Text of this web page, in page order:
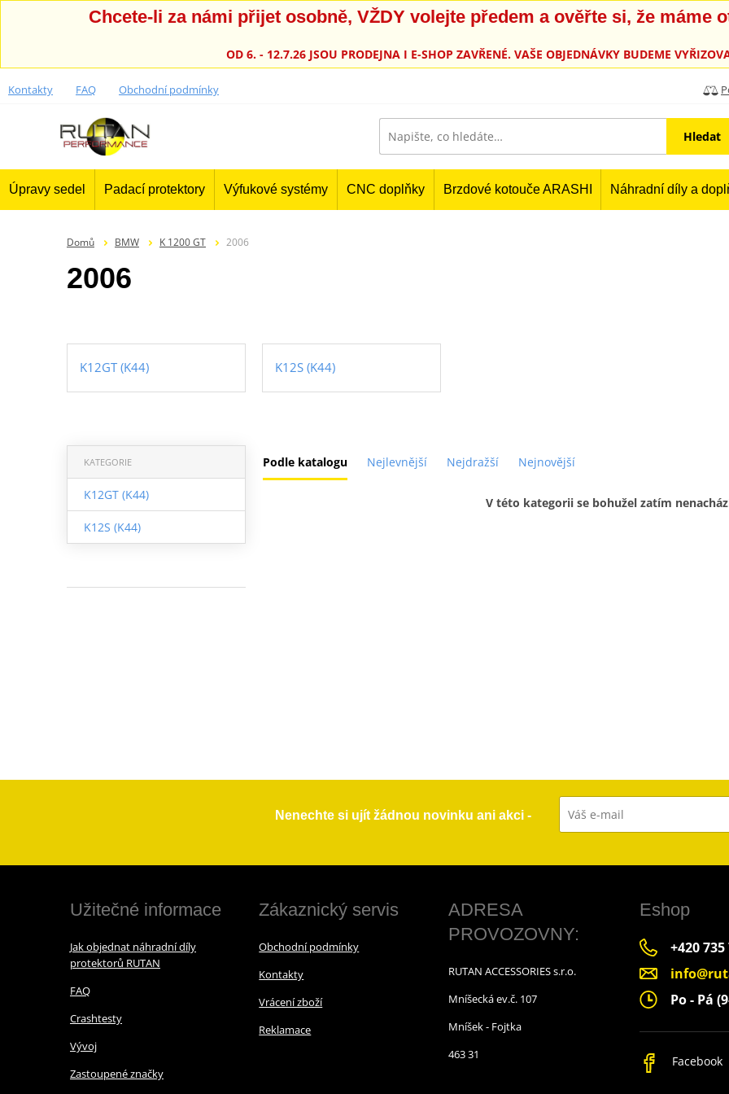
Chcete-li za námi přijet osobně, VŽDY volejte předem a ověřte si, že máme
OD 6. - 12.7.26 JSOU PRODEJNA I E-SHOP ZAVŘENÉ. VAŠE OBJEDNÁVKY BUDEME
Kontakty FAQ Obchodní podmínky
Hledat
Úpravy sedel Padací protektory Výfukové systémy CNC doplňky Brzdové kotouče ARASHI Náhradní díly a
Domů BMW K 1200 GT 2006
2006
K12GT (K44) K12S (K44)
Podle katalogu Nejlevnější Nejdražší Nejnovější
KATEGORIE
K12GT (K44)
K12S (K44)
V této kategorii se bohužel zatím
Nenechte si ujít žádnou novinku ani akci -
Užitečné informace
Jak objednat náhradní díly
protektorů RUTAN
FAQ
Crashtesty
Vývoj
Zastoupené značky
Zákaznický servis
Obchodní podmínky
Kontakty
Vrácení zboží
Reklamace
ADRESA
PROVOZOVNY:
RUTAN ACCESSORIES s.r.o.
Mníšecká ev.č. 107
Mníšek - Fojtka
463 31
Eshop
+420 735
Po - Pá
Facebook